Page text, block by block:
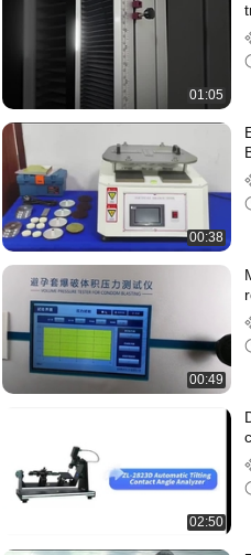
01:05
00:38
00:49
02:50